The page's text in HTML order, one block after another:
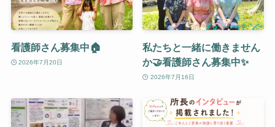
看護師さん募集中🏠
2026年7月20日
私たちと一緒に働きません
か🤝看護師さん募集中✨
2026年7月16日